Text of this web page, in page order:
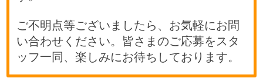
ご不明点等ございましたら、お気軽にお問
い合わせください。皆さまのご応募をスタ
ッフ一同、楽しみにお待ちしております。